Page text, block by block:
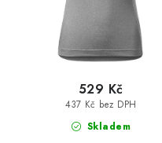
Skladem
437 Kč bez DPH
529 Kč